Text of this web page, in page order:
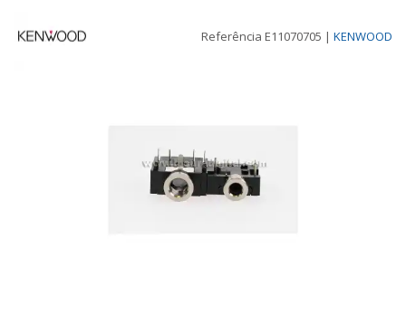
Referência E11070705 | KENWOOD